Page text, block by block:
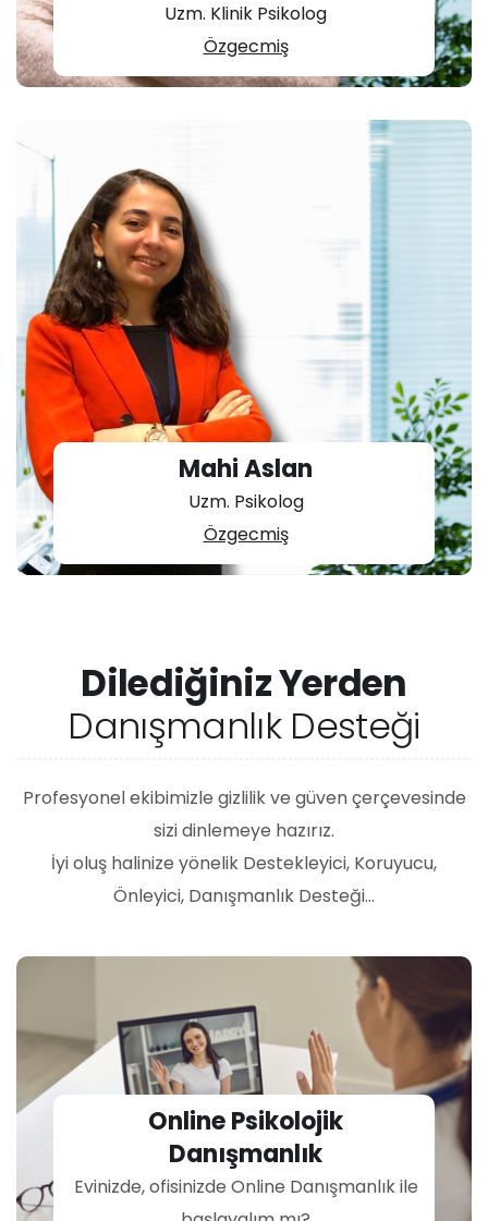
Uzm. Klinik Psikolog
Özgecmiş
Mahi Aslan
Uzm. Psikolog
Özgecmiş
Dilediğiniz Yerden
Danışmanlık Desteği
Profesyonel ekibimizle gizlilik ve güven çerçevesinde
sizi dinlemeye hazırız.
İyi oluş halinize yönelik Destekleyici, Koruyucu,
Önleyici, Danışmanlık Desteği...
Online Psikolojik
Danışmanlık
Evinizde, ofisinizde Online Danışmanlık ile